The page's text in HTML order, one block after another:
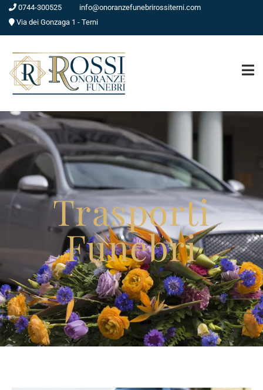
0744-300525
info@onoranzefunebrirossiterni.com
Via dei Gonzaga 1 - Terni
Trasporti
Funebri